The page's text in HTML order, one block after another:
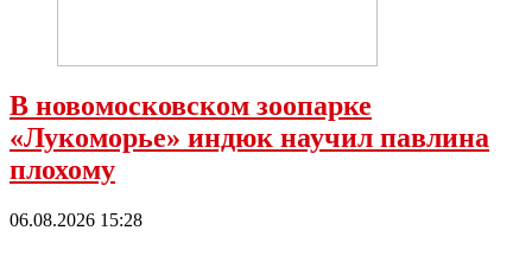
В новомосковском зоопарке
«Лукоморье» индюк научил павлина
плохому
06.08.2026 15:28